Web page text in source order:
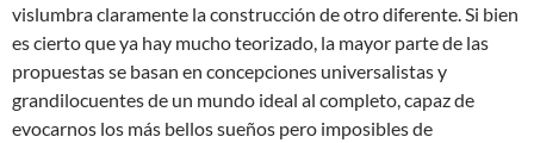
vislumbra claramente la construcción de otro diferente. Si bien
es cierto que ya hay mucho teorizado, la mayor parte de las
propuestas se basan en concepciones universalistas y
grandilocuentes de un mundo ideal al completo, capaz de
evocarnos los más bellos sueños pero imposibles de